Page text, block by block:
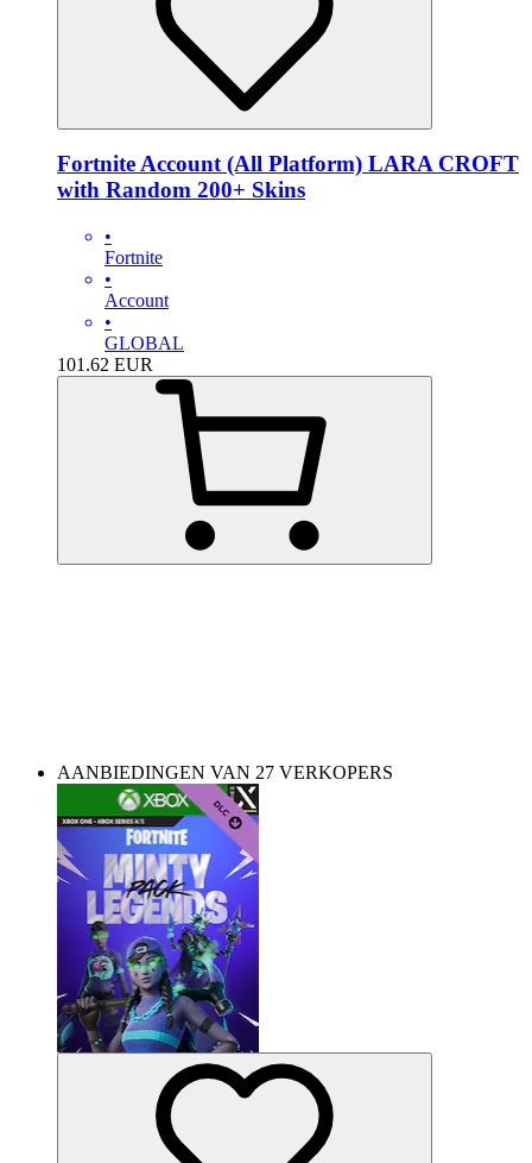
Fortnite Account (All Platform) LARA CROFT
with Random 200+ Skins
•
Fortnite
•
Account
•
GLOBAL
101.62 EUR
AANBIEDINGEN VAN 27 VERKOPERS